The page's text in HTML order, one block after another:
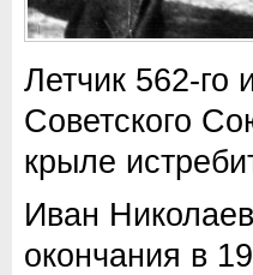
Летчик 562-го
Советского
крыле
Иван
окончания в